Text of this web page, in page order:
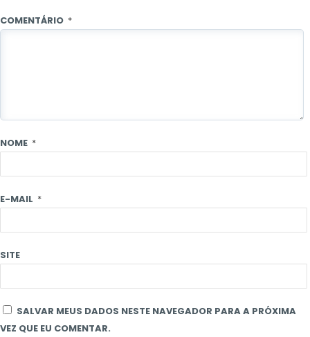
COMENTÁRIO *
NOME *
E-MAIL *
SITE
SALVAR MEUS DADOS NESTE NAVEGADOR PARA A PRÓXIMA
VEZ QUE EU COMENTAR.